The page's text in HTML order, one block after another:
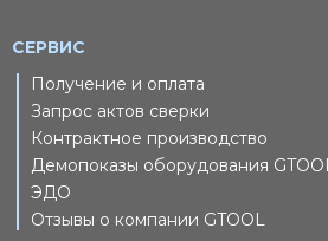
СЕРВИС
Получение и оплата
Запрос актов сверки
Контрактное производство
Демопоказы оборудования
ЭДО
Отзывы о компании GTOOL